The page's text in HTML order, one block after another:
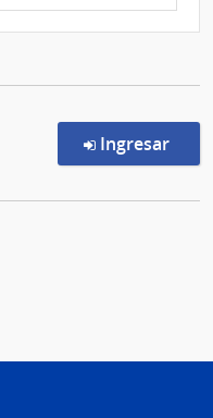
Ingresar